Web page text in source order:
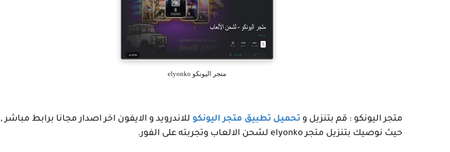
متجر اليونكو elyonko
متجر اليونكو : قم بتنزيل و تحميل تطبيق متجر اليونكو للاندرويد و الايفون اخر اصدار مجانا برابط مباشر ,
حيث نوصيك بتنزيل متجرelyonko لشحن الالعاب وتجربته على الفور.